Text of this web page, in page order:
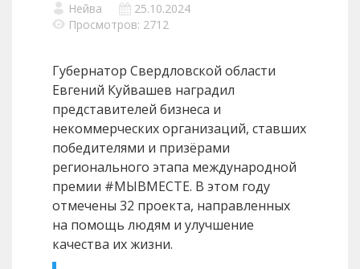
Нейва
25.10.2024
Просмотров: 2712
Губернатор Свердловской области
Евгений Куйвашев наградил
представителей бизнеса и
некоммерческих организаций, ставших
победителями и призёрами
регионального этапа международной
премии #МЫВМЕСТЕ. В этом году
отмечены 32 проекта, направленных
на помощь людям и улучшение
качества их жизни.